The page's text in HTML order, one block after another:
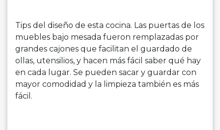
Tips del diseño de esta cocina. Las puertas de los
muebles bajo mesada fueron remplazadas por
grandes cajones que facilitan el guardado de
ollas, utensilios, y hacen más fácil saber qué hay
en cada lugar. Se pueden sacar y guardar con
mayor comodidad y la limpieza también es más
fácil.